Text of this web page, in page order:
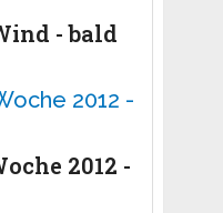
- bald
2012 -